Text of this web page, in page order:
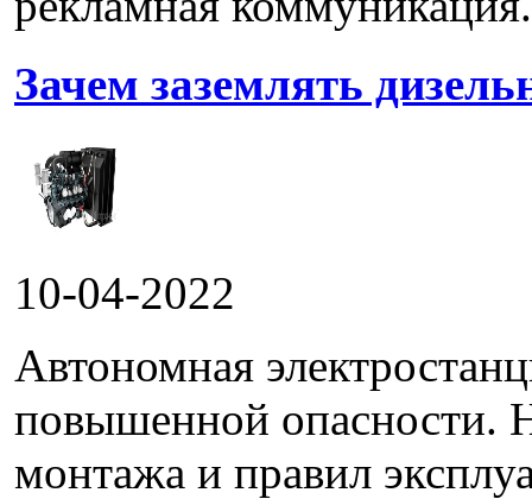
Зачем заземлять
10-04-2022
Автономная
повышенной опасности.
монтажа и правил